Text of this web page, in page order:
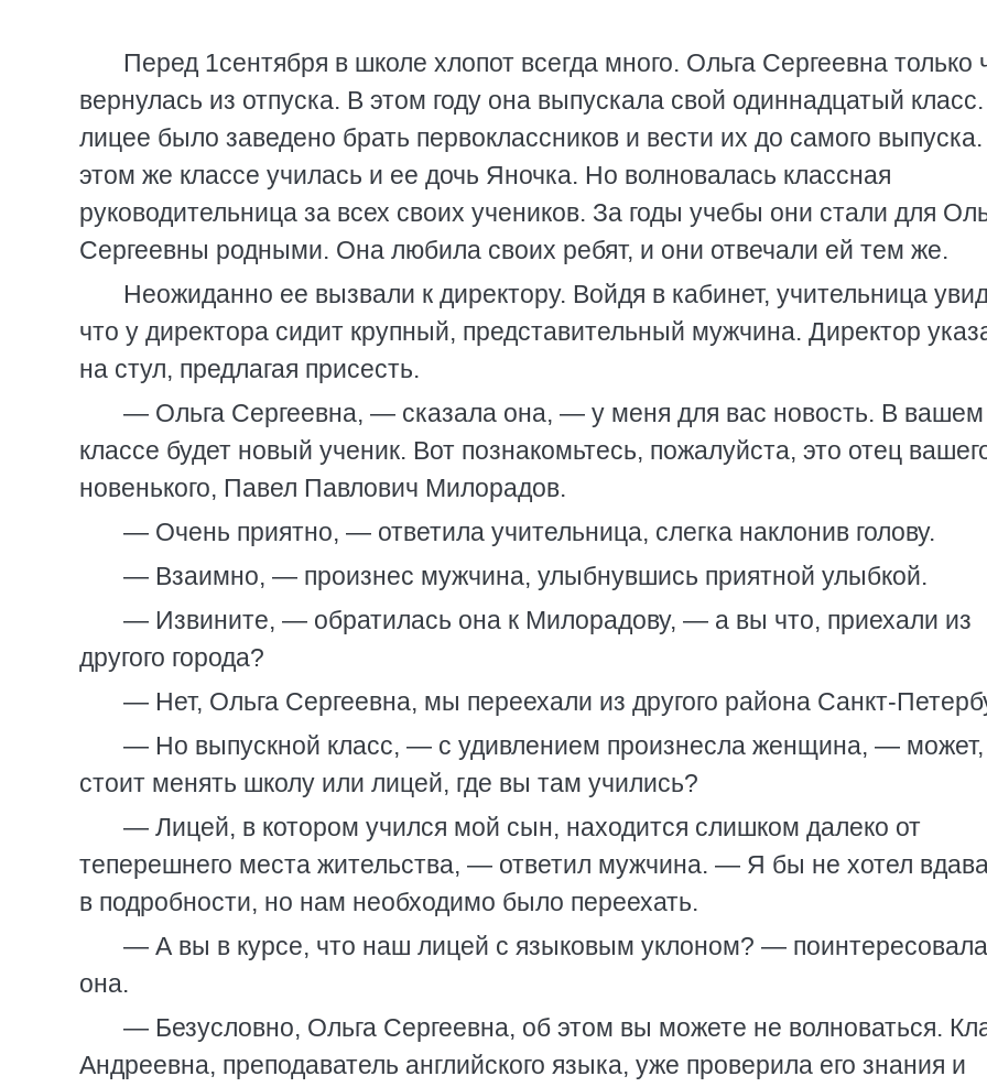
Перед 1сентября в школе хлопот всегда много. Ольга Сергеевна только
вернулась из отпуска. В этом году она выпускала свой одиннадцатый
лицее было заведено брать первоклассников и вести их до самого
этом же классе училась и ее дочь Яночка. Но волновалась классная
руководительница за всех своих учеников. За годы учебы они стали для
Сергеевны родными. Она любила своих ребят, и они отвечали ей тем же.
Неожиданно ее вызвали к директору. Войдя в кабинет, учительница
что у директора сидит крупный, представительный мужчина. Директор
на стул, предлагая присесть.
— Ольга Сергеевна, — сказала она, — у меня для вас новость. В вашем
классе будет новый ученик. Вот познакомьтесь, пожалуйста, это отец
новенького, Павел Павлович Милорадов.
— Очень приятно, — ответила учительница, слегка наклонив голову.
— Взаимно, — произнес мужчина, улыбнувшись приятной улыбкой.
— Извините, — обратилась она к Милорадову, — а вы что, приехали из
другого города?
— Нет, Ольга Сергеевна, мы переехали из другого района Санкт-
— Но выпускной класс, — с удивлением произнесла женщина, — может,
стоит менять школу или лицей, где вы там учились?
— Лицей, в котором учился мой сын, находится слишком далеко от
теперешнего места жительства, — ответил мужчина. — Я бы не хотел
в подробности, но нам необходимо было переехать.
— А вы в курсе, что наш лицей с языковым уклоном? —
она.
— Безусловно, Ольга Сергеевна, об этом вы можете не волноваться.
Андреевна, преподаватель английского языка, уже проверила его знания и